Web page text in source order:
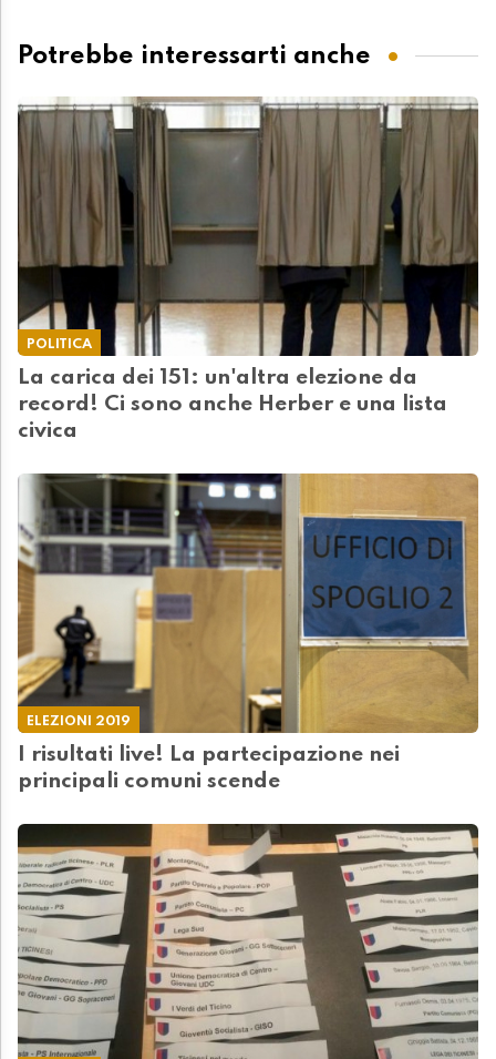
Potrebbe interessarti anche
POLITICA
La carica dei 151: un'altra elezione da
record! Ci sono anche Herber e una lista
civica
ELEZIONI 2019
I risultati live! La partecipazione nei
principali comuni scende